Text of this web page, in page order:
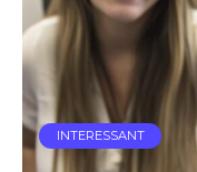
INTERESSANT